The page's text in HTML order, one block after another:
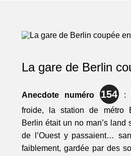
La gare de Berlin
Anecdote numéro 154:
froide, la station de métro
Berlin était un no man’s land
de l’Ouest y passaient…
faiblement, gardée par des